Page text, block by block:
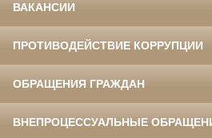
ВАКАНСИИ
ПРОТИВОДЕЙСТВИЕ КОРРУПЦИИ
ОБРАЩЕНИЯ ГРАЖДАН
ВНЕПРОЦЕССУАЛЬНЫЕ